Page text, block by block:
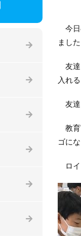
今日
まし
友達
入れ
友達
教育
ゴに
ロイ